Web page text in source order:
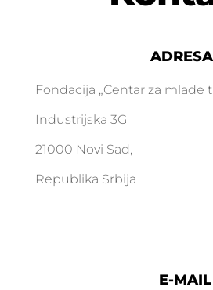
ADRESA
Fondacija „Centar za mlade
Industrijska 3G
21000 Novi Sad,
Republika Srbija
E-MAIL